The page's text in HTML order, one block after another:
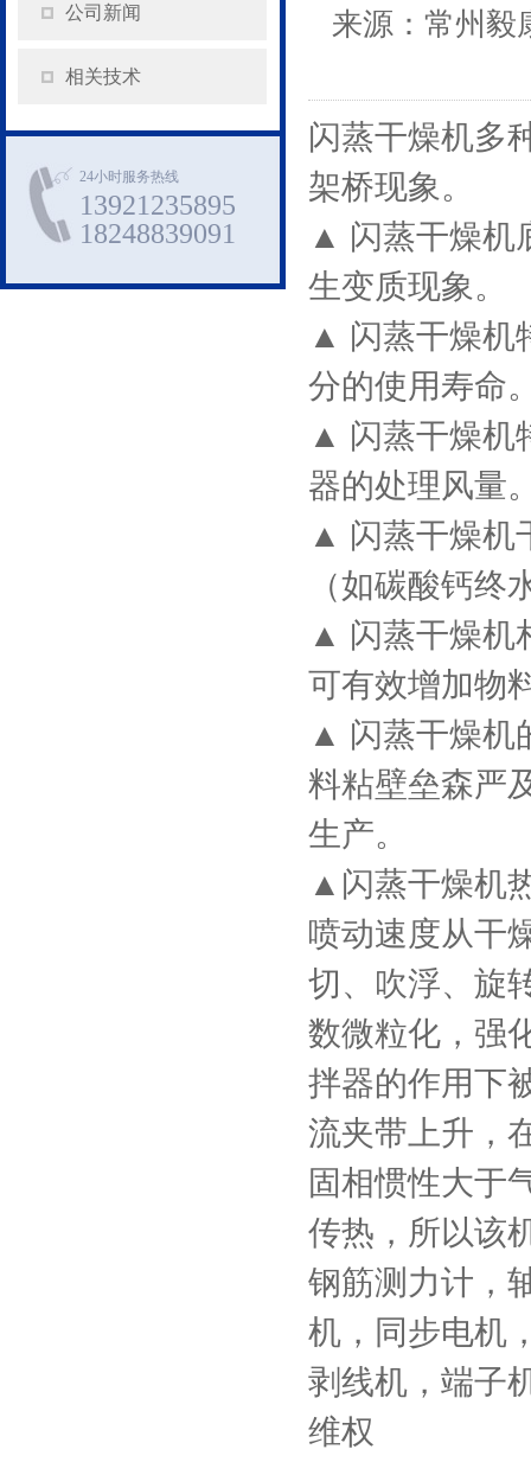
公司新闻
相关技术
24小时服务热线
13921235895
18248839091
来源： 常州毅
闪蒸干燥机多
架桥现象。
▲ 闪蒸干燥机
生变质现象。
▲ 闪蒸干燥机
分的使用寿命
▲ 闪蒸干燥机
器的处理风量
▲ 闪蒸干燥机
（如碳酸钙终
▲ 闪蒸干燥机
可有效增加物
▲ 闪蒸干燥机
料粘壁垒森严
生产。
▲闪蒸干燥机
喷动速度从干
切、吹浮、旋
数微粒化，强
拌器的作用下
流夹带上升，
固相惯性大于
传热，所以该
钢筋测力计，
机，同步电机
剥线机，端子
维权